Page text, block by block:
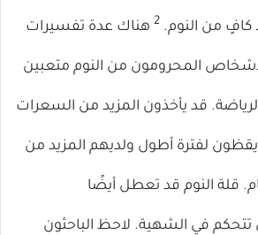
من النوم. 2 هناك عدة تفسيرات
المحرومون من النوم متعبين
قد يأخذون المزيد من السعرات
يقظون لفترة أطول ولديهم المزيد من
قلة النوم قد تعطل أيضًا
تتحكم في الشهية. لاحظ الباحثون